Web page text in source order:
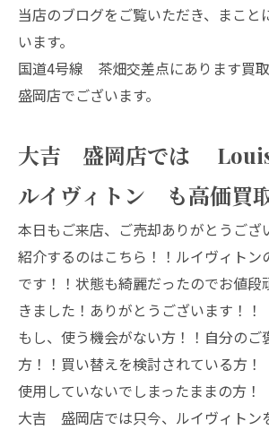
当店のブログをご覧いただき、まこと
います。
国道4号線 茶畑交差点にあります買
盛岡店でございます。
大吉 盛岡店では
ルイヴィトン も高価買
本日もご来店、ご売却ありがとうござ
紹介するのはこちら！！ルイヴィトン
です！！状態も綺麗だったのでお値段
きました！ありがとうございます！！
もし、使う機会がない方！！自分のご
方！！買い替えを検討されている方！
使用していないでしまったままの方！
大吉 盛岡店では只今、ルイヴィトン